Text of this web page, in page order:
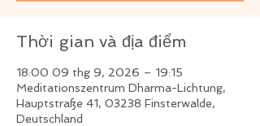
Thời gian và địa điểm
18:00 09 thg 9, 2026 – 19:15
Meditationszentrum Dharma-Lichtung,
Hauptstraße 41, 03238 Finsterwalde,
Deutschland